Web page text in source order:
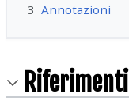
3 Annotazioni
Riferimenti